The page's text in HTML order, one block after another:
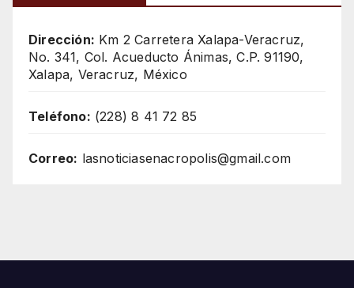
Dirección: Km 2 Carretera Xalapa-Veracruz,
No. 341, Col. Acueducto Ánimas, C.P. 91190,
Xalapa, Veracruz, México
Teléfono: (228) 8 41 72 85
Correo: lasnoticiasenacropolis@gmail.com